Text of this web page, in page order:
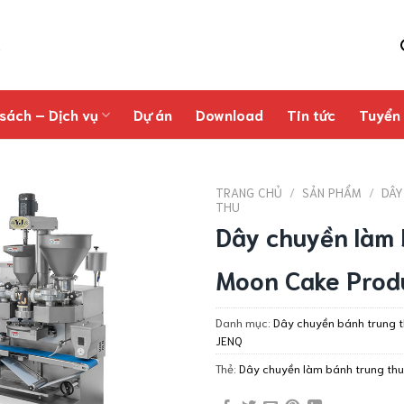
– Dịch vụ Dự án Download Tin tức
TRANG CHỦ / SẢN PHẨM /
THU
Dây chuyền
Moon Cake
Danh mục: Dây chuyền bánh trung
JENQ
Thẻ: Dây chuyền làm bánh trung thu